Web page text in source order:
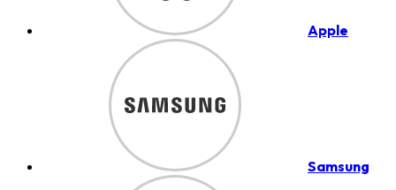
Apple
Samsung